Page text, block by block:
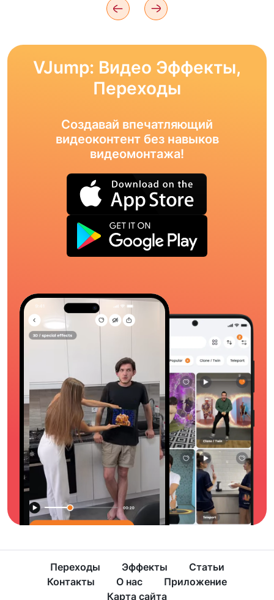
VJump: Видео Эффекты,
Переходы
Создавай впечатляющий
видеоконтент без навыков
видеомонтажа!
Переходы Эффекты
Статьи
Контакты
О нас
Приложение
Карта сайта